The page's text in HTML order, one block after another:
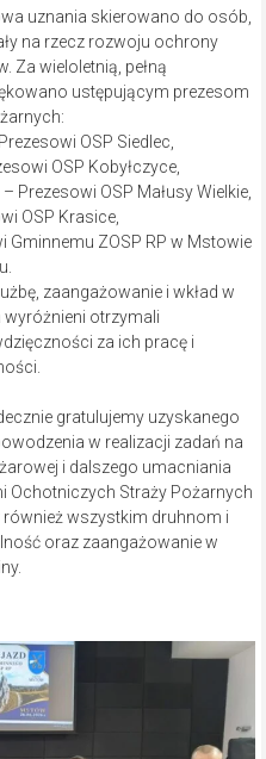
uznania skierowano do osób,
na rzecz rozwoju ochrony
Za wieloletnią, pełną
ustępującym prezesom
OSP Siedlec,
OSP Kobyłczyce,
OSP Małusy Wielkie,
OSP Krasice,
ZOSP RP w Mstowie
zaangażowanie i wkład w
otrzymali
za ich pracę i
gratulujemy uzyskanego
w realizacji zadań na
i dalszego umacniania
Ochotniczych Straży Pożarnych
również wszystkim druhnom i
oraz zaangażowanie w